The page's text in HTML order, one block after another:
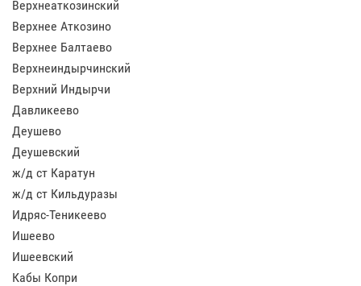
Верхнеаткозинский
Верхнее Аткозино
Верхнее Балтаево
Верхнеиндырчинский
Верхний Индырчи
Давликеево
Деушево
Деушевский
ж/д ст Каратун
ж/д ст Кильдуразы
Идряс-Теникеево
Ишеево
Ишеевский
Кабы Копри